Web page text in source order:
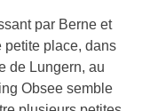
par Berne et
petite place, dans
de Lungern, au
Obsee semble